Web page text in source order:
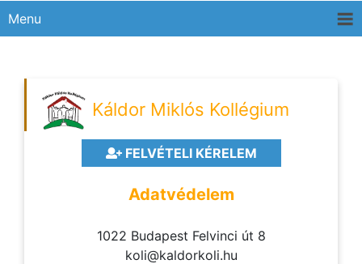
Menu
Káldor Miklós Kollégium
FELVÉTELI KÉRELEM
Adatvédelem
1022 Budapest Felvinci út 8
koli@kaldorkoli.hu